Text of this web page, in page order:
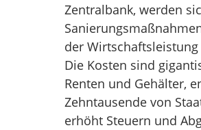
Zentralbank, werden
der
Die Kosten sind
Renten und Gehälter,
Zehntausende von
erhöht Steuern und